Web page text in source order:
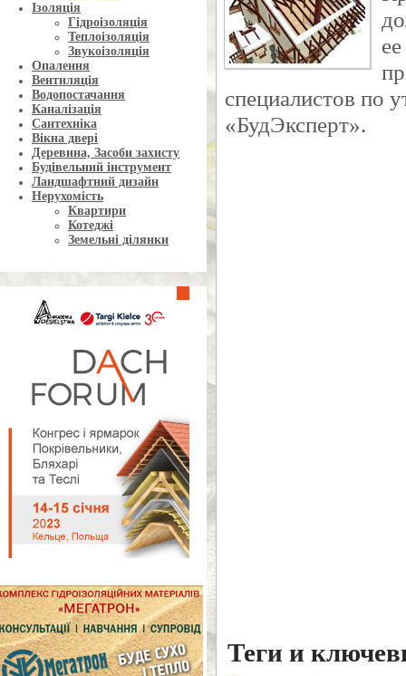
Ізоляція
Гідроізоляція
Теплоізоляція
Звукоізоляція
Опалення
Вентиляція
Водопостачання
Каналізація
Сантехніка
Вікна двері
Деревина, Засоби захисту
Будівельний інструмент
Ландшафтний дизайн
Нерухомість
Квартири
Котеджі
Земельні ділянки
специалистов по
«БудЭксперт».
Теги и